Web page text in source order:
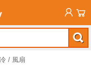
/ 風扇